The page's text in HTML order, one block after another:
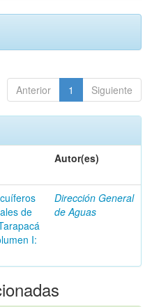
Anterior 1 Siguiente
Autor(es)
de
I:
Dirección General
de Aguas